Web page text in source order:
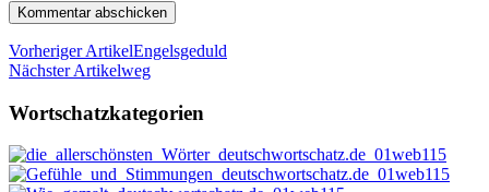
Vorheriger ArtikelEngelsgeduld
Nächster Artikelweg
Wortschatzkategorien